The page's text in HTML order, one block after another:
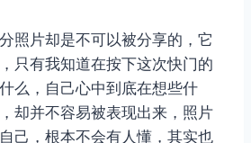
照片却是不可以被分享的，它
只有我知道在按下这次快门的
么，自己心中到底在想些什
却并不容易被表现出来，照片
己，根本不会有人懂，其实也